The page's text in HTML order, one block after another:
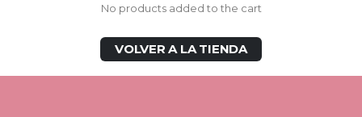
No products added to the cart
VOLVER A LA TIENDA